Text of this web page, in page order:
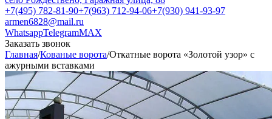
+7(495) 782-81-90+7(963) 712-94-06+7(930) 941-93-97
armen6828@mail.ru
WhatsappTelegramMAX
Заказать звонок
Главная/Кованые ворота/Откатные ворота «Золотой узор» с
ажурными вставками